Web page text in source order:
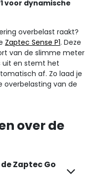
voor dynamische
overbelast raakt?
Zaptec Sense P1. Deze
van de slimme meter
uit en stemt het
af. Zo laad je
overbelasting van de
over de
Zaptec Go